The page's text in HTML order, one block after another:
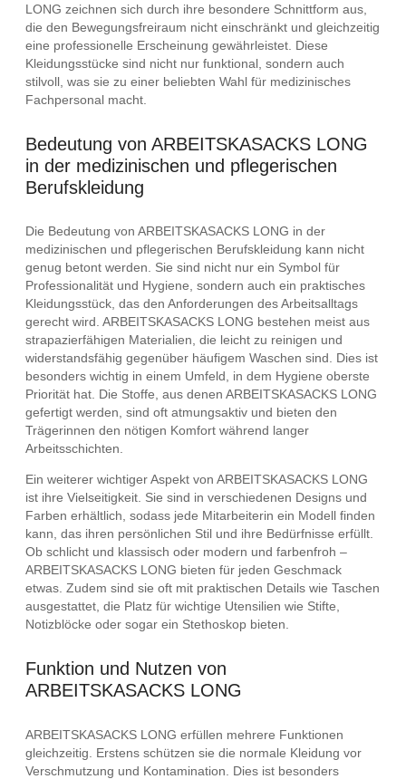
LONG zeichnen sich durch ihre besondere Schnittform aus,
die den Bewegungsfreiraum nicht einschränkt und gleichzeitig
eine professionelle Erscheinung gewährleistet. Diese
Kleidungsstücke sind nicht nur funktional, sondern auch
stilvoll, was sie zu einer beliebten Wahl für medizinisches
Fachpersonal macht.
Bedeutung von ARBEITSKASACKS LONG
in der medizinischen und pflegerischen
Berufskleidung
Die Bedeutung von ARBEITSKASACKS LONG in der
medizinischen und pflegerischen Berufskleidung kann nicht
genug betont werden. Sie sind nicht nur ein Symbol für
Professionalität und Hygiene, sondern auch ein praktisches
Kleidungsstück, das den Anforderungen des Arbeitsalltags
gerecht wird. ARBEITSKASACKS LONG bestehen meist aus
strapazierfähigen Materialien, die leicht zu reinigen und
widerstandsfähig gegenüber häufigem Waschen sind. Dies ist
besonders wichtig in einem Umfeld, in dem Hygiene oberste
Priorität hat. Die Stoffe, aus denen ARBEITSKASACKS LONG
gefertigt werden, sind oft atmungsaktiv und bieten den
Trägerinnen den nötigen Komfort während langer
Arbeitsschichten.
Ein weiterer wichtiger Aspekt von ARBEITSKASACKS LONG
ist ihre Vielseitigkeit. Sie sind in verschiedenen Designs und
Farben erhältlich, sodass jede Mitarbeiterin ein Modell finden
kann, das ihren persönlichen Stil und ihre Bedürfnisse erfüllt.
Ob schlicht und klassisch oder modern und farbenfroh –
ARBEITSKASACKS LONG bieten für jeden Geschmack
etwas. Zudem sind sie oft mit praktischen Details wie Taschen
ausgestattet, die Platz für wichtige Utensilien wie Stifte,
Notizblöcke oder sogar ein Stethoskop bieten.
Funktion und Nutzen von
ARBEITSKASACKS LONG
ARBEITSKASACKS LONG erfüllen mehrere Funktionen
gleichzeitig. Erstens schützen sie die normale Kleidung vor
Verschmutzung und Kontamination. Dies ist besonders